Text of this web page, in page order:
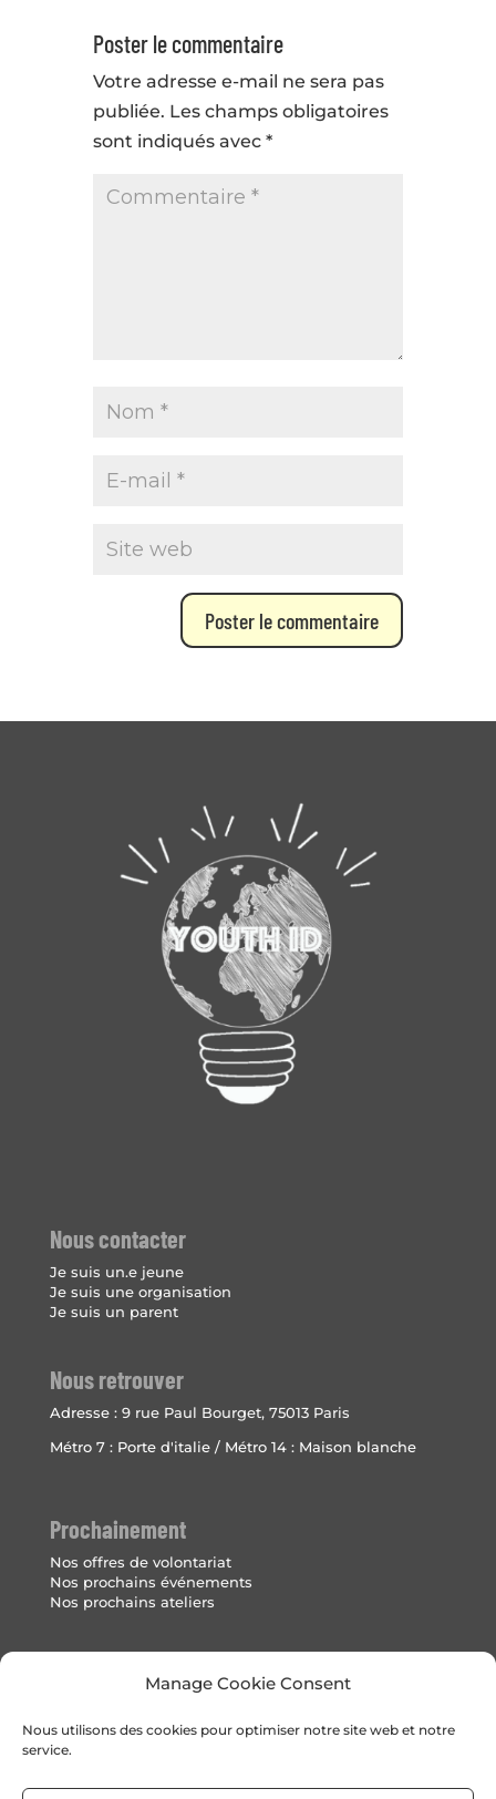
Manage Cookie Consent
Nous utilisons des cookies pour optimiser notre site web et notre
service.
Poster le commentaire
Votre adresse e-mail ne sera pas
publiée. Les champs obligatoires
sont indiqués avec *
Nous contacter
Je suis un.e jeune
Je suis une organisation
Je suis un parent
Nous retrouver
Adresse : 9 rue Paul Bourget, 75013 Paris
Métro 7 : Porte d'italie / Métro 14 : Maison blanche
Prochainement
Nos offres de volontariat
Nos prochains événements
Nos prochains ateliers
Politique de cookies (UE)